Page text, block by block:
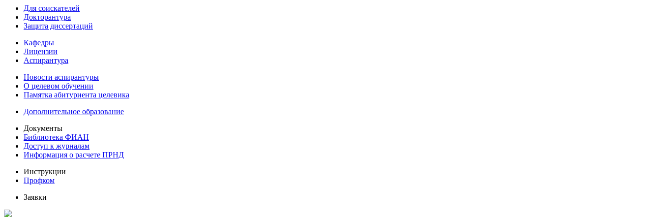
Для соискателей
Докторантура
Защита диссертаций
Кафедры
Лицензии
Аспирантура
Новости аспирантуры
О целевом обучении
Памятка абитуриента целевика
Дополнительное образование
Документы
Библиотека ФИАН
Доступ к журналам
Информация о расчете ПРНД
Инструкции
Профком
Заявки